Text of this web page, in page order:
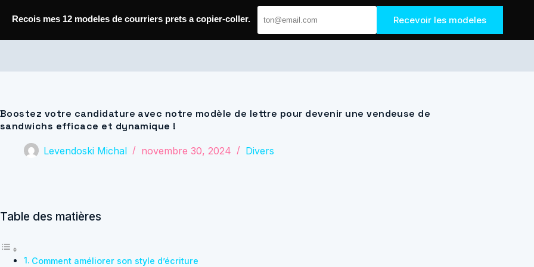
Boostez votre candidature avec notre modèle de lettre pour devenir une vendeuse de
sandwichs efficace et dynamique !
Levendoski Michal novembre 30, 2024 Divers
Table des matières
Comment améliorer son style d’écriture
Recois mes 12 modeles de courriers prets a copier-coller. Recevoir les modeles